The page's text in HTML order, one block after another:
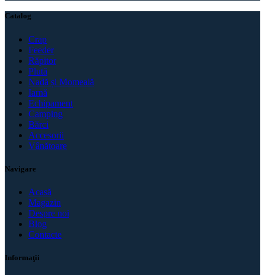
Catalog
Crap
Feeder
Răpitor
Plută
Nadă și Momeală
Iarnă
Echipament
Camping
Bărci
Accesorii
Vânătoare
Navigare
Acasă
Magazin
Despre noi
Blog
Contacte
Informaţii